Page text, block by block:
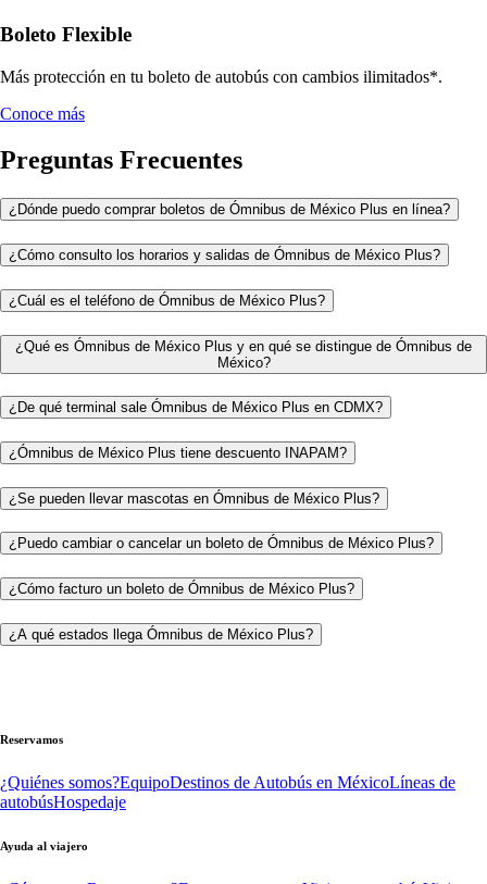
Boleto Flexible
Más protección en tu boleto de autobús con cambios ilimitados*.
Conoce más
Preguntas Frecuentes
¿Dónde puedo comprar boletos de Ómnibus de México Plus en línea?
¿Cómo consulto los horarios y salidas de Ómnibus de México Plus?
¿Cuál es el teléfono de Ómnibus de México Plus?
¿Qué es Ómnibus de México Plus y en qué se distingue de Ómnibus de
México?
¿De qué terminal sale Ómnibus de México Plus en CDMX?
¿Ómnibus de México Plus tiene descuento INAPAM?
¿Se pueden llevar mascotas en Ómnibus de México Plus?
¿Puedo cambiar o cancelar un boleto de Ómnibus de México Plus?
¿Cómo facturo un boleto de Ómnibus de México Plus?
¿A qué estados llega Ómnibus de México Plus?
Reservamos
¿Quiénes somos?EquipoDestinos de Autobús en MéxicoLíneas de
autobúsHospedaje
Ayuda al viajero